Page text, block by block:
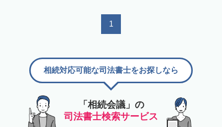
1
「相続会議」の
司法書士検索サービス
相続対応可能な司法書士をお探しなら